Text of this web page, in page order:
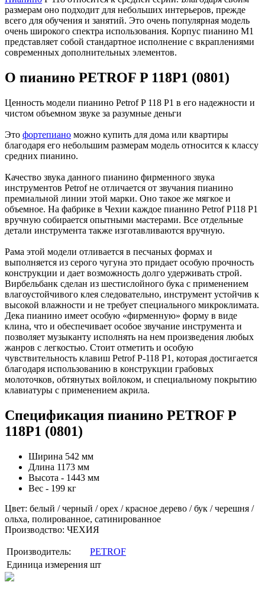
размерам оно подходит для небольших интерьеров, прежде
всего для обучения и занятий. Это очень популярная модель
очень широкого спектра использования. Корпус пианино M1
представляет собой стандартное исполнение с вкраплениями
современных дополнительных элементов.
О пианино PETROF P 118P1 (0801)
Ценность модели пианино Petrof P 118 P1 в его надежности и
чистом объемном звуке за разумные деньги
Это фортепиано можно купить для дома или квартиры
благодаря его небольшим размерам модель относится к классу
средних пианино.
Качество звука данного пианино фирменного звука
инструментов Petrof не отличается от звучания пианино
премиальной линии этой марки. Оно такое же мягкое и
объемное. На фабрике в Чехии каждое пианино Petrof P118 P1
вручную собирается опытными мастерами. Все отдельные
детали инструмента также изготавливаются вручную.
Рама этой модели отливается в песчаных формах и
выполняется из серого чугуна это придает особую прочность
конструкции и дает возможность долго удерживать строй.
Вирбельбанк сделан из шестислойного бука с применением
влагоустойчивого клея следовательно, инструмент устойчив к
высокой влажности и не требует специального микроклимата.
Дека пианино имеет особую «фирменную» форму в виде
клина, что и обеспечивает особое звучание инструмента и
позволяет музыканту исполнять на нем произведения любых
жанров с легкостью. Стоит отметить и особую
чувствительность клавиш Petrof P-118 P1, которая достигается
благодаря использованию в конструкции грабовых
молоточков, обтянутых войлоком, и специальному покрытию
клавиатуры с применением акрила.
Спецификация пианино PETROF P
118P1 (0801)
Ширина 542 мм
Длина 1173 мм
Высота - 1443 мм
Вес - 199 кг
Цвет: белый / черный / орех / красное дерево / бук / черешня /
ольха, полированное, сатинированное
Производство: ЧЕХИЯ
Производитель:
PETROF
Единица измерения шт